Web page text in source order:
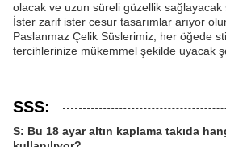
olacak ve uzun süreli güzellik sağlayacak
İster zarif ister cesur tasarımlar arıyor
Paslanmaz Çelik Süslerimiz, her öğede
tercihlerinize mükemmel şekilde uyacak
SSS:
S: Bu 18 ayar altın kaplama takıda